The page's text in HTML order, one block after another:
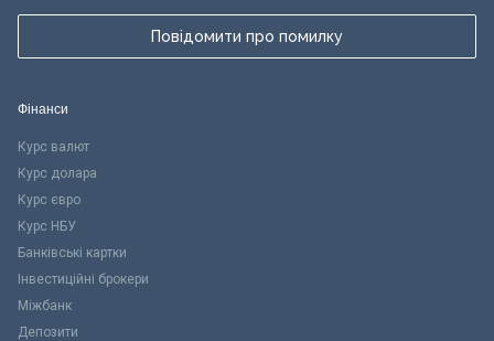
Повідомити про помилку
Фінанси
Курс валют
Курс долара
Курс євро
Курс НБУ
Банківські картки
Інвестиційні брокери
Міжбанк
Депозити